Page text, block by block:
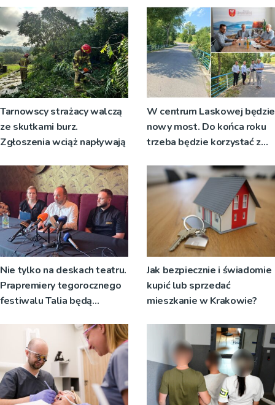
wyjściem?
Tarnowscy strażacy walczą
ze skutkami burz.
Zgłoszenia wciąż napływają
W centrum Laskowej będzie
nowy most. Do końca roku
trzeba będzie korzystać z
Nie tylko na deskach teatru.
Prapremiery tegorocznego
festiwalu Talia będą
niecodziennych
okolicznościach
Jak bezpiecznie i świadomie
kupić lub sprzedać
mieszkanie w Krakowie?